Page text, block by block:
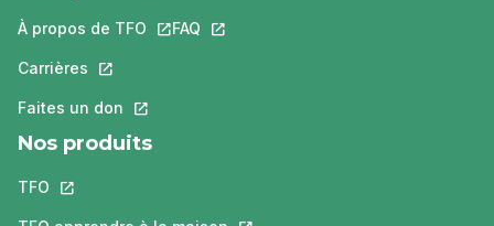
À propos de TFO Ce lien s'ouvrira dans un nouvel onglet.
Carrières Ce lien s'ouvrira dans un nouvel onglet.
Faites un don Ce lien s'ouvrira dans un nouvel onglet.
FAQ Ce lien s'ouvrira dans un nouvel
Nos produits
TFO Ce lien s'ouvrira dans un nouvel onglet.